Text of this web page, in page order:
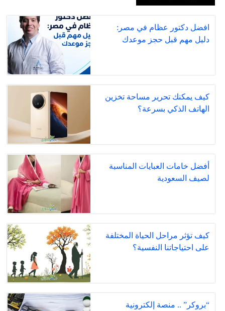
افضل دكتور عظام في مصر:
دليل مهم قبل حجز موعدك
كيف يمكنك تحرير مساحة تخزين
الهاتف الذكي بسرعة؟
أفضل خامات العبايات المناسبة
لصيف السعودية
كيف تؤثر مراحل الحياة المختلفة
على احتياجاتنا النفسية؟
“بروكر” .. منصة إلكترونية